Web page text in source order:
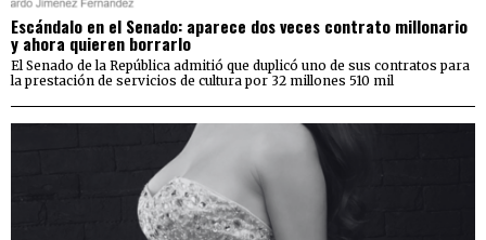
Escándalo en el Senado: aparece dos veces contrato millonario
y ahora quieren borrarlo
El Senado de la República admitió que duplicó uno de sus contratos para
la prestación de servicios de cultura por 32 millones 510 mil